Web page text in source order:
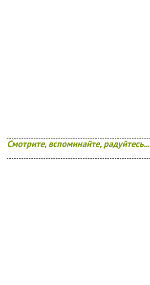
Смотрите, вспоминайте, радуйтесь...